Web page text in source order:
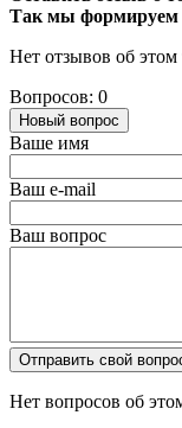
Так мы формируем
Нет отзывов об этом
Вопросов: 0
Новый вопрос
Ваше имя
Ваш e-mail
Ваш вопрос
Отправить свой
Нет вопросов об